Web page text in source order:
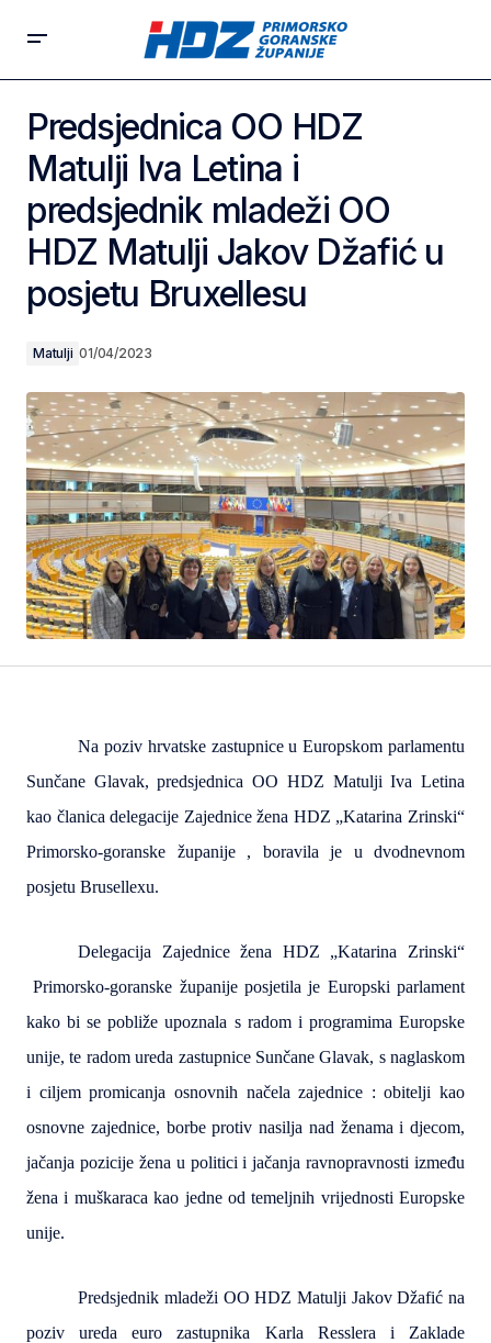
Predsjednica OO HDZ
Matulji Iva Letina i
predsjednik mladeži OO
HDZ Matulji Jakov Džafić u
posjetu Bruxellesu
Matulji 01/04/2023
Na poziv hrvatske zastupnice u Europskom parlamentu
Sunčane Glavak, predsjednica OO HDZ Matulji Iva Letina
kao članica delegacije Zajednice žena HDZ „Katarina Zrinski“
Primorsko-goranske županije , boravila je u dvodnevnom
posjetu Brusellexu.
Delegacija Zajednice žena HDZ „Katarina Zrinski“
Primorsko-goranske županije posjetila je Europski parlament
kako bi se pobliže upoznala s radom i programima Europske
unije, te radom ureda zastupnice Sunčane Glavak, s naglaskom
i ciljem promicanja osnovnih načela zajednice : obitelji kao
osnovne zajednice, borbe protiv nasilja nad ženama i djecom,
jačanja pozicije žena u politici i jačanja ravnopravnosti između
žena i muškaraca kao jedne od temeljnih vrijednosti Europske
unije.
Predsjednik mladeži OO HDZ Matulji Jakov Džafić na
poziv ureda euro zastupnika Karla Resslera i Zaklade